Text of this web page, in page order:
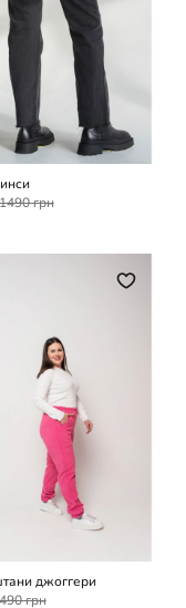
36
грн
XS
джоггери
грн